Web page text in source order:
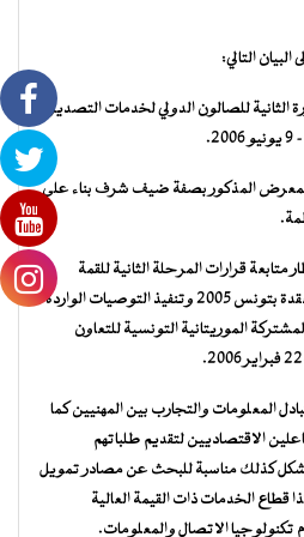
التالي:
الثانية للصالون الدولي لخدمات التصدير
المعرض المذكور بصفة ضيف شرف بناء على
متابعة قرارات المرحلة الثانية للقمة
العالمية لمجتمع المعلومات المنعقدة بتونس 2005 وتنفيذ التوصيات الواردة
العليا المشتركة الموريتانية التونسية للتعاون
المعلومات والتجارب بين المهنيين كما
الاقتصاديين لتقديم طلباتهم
كذلك مناسبة للبحث عن مصادر تمويل
قطاع الخدمات ذات القيمة العالية
تكنولوجيا الاتصال والمعلومات.